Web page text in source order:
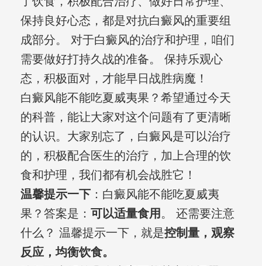
保持良好心态，都是对抗白癜风的重要组
成部分。 对于白癜风的治疗和护理，咱们
需要做好打持久战的准备。 保持乐观心
态，积极面对，才能早日战胜病魔！
白癜风能不能吃夏威夷果？希望通过今天
的科普，能让大家对这个问题有了更清晰
的认识。大家别忘了，白癜风是可以治疗
的，积极配合医生的治疗，加上合理的饮
食和护理，我们都有机会战胜它！
温馨提示一下：白癜风能不能吃夏威夷
果？答案是： 可以适量食用 。 还需要注意
什么？ 温馨提示一下，就是控制量，观察
反应，均衡饮食。